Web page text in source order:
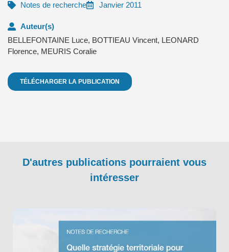
Notes de recherche Janvier 2011
Auteur(s)
BELLEFONTAINE Luce, BOTTIEAU Vincent, LEONARD
Florence, MEURIS Coralie
TÉLÉCHARGER LA PUBLICATION
D'autres publications pourraient vous
intéresser